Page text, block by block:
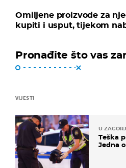
Omiljene proizvode za
kupiti i usput, tijekom
Pronađite što vas
VIJESTI
U
Teška
Jedna